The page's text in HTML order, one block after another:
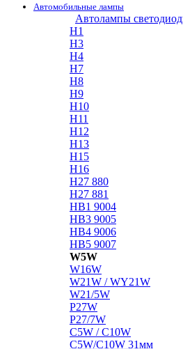
Автомобильные лампы
Автолампы
H1
H3
H4
H7
H8
H9
H10
H11
H12
H13
H15
H16
H27 880
H27 881
HB1 9004
HB3 9005
HB4 9006
HB5 9007
W5W
W16W
W21W / WY21W
W21/5W
P27W
P27/7W
C5W / C10W
C5W/C10W 31мм